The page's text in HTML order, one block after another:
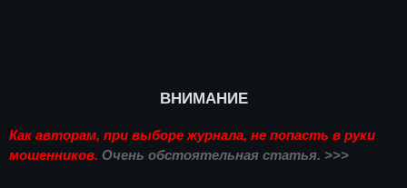
ВНИМАНИЕ
Как авторам, при выборе журнала, не попасть в руки
мошенников. Очень обстоятельная статья. >>>